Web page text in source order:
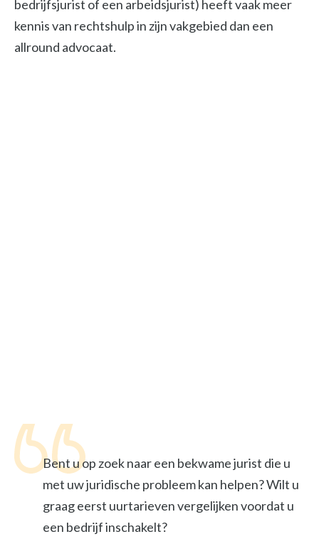
bedrijfsjurist of een arbeidsjurist) heeft vaak meer
kennis van rechtshulp in zijn vakgebied dan een
allround advocaat.
Bent u op zoek naar een bekwame jurist die u
met uw juridische probleem kan helpen? Wilt u
graag eerst uurtarieven vergelijken voordat u
een bedrijf inschakelt?